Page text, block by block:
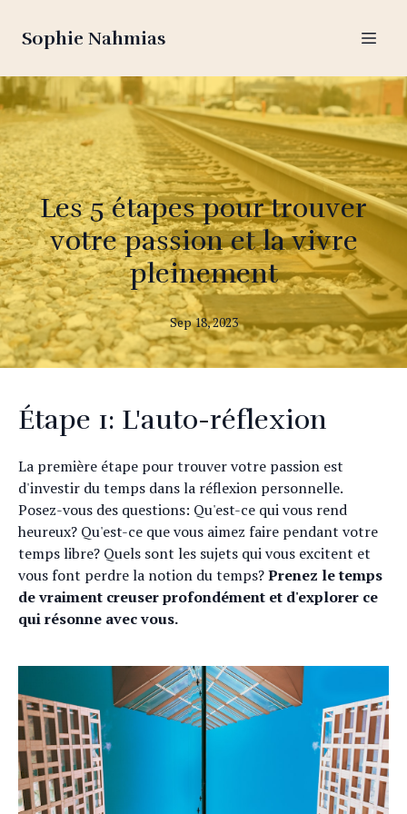
Sophie Nahmias
Les 5 étapes pour trouver
votre passion et la vivre
pleinement
Sep 18, 2023
Étape 1: L'auto-réflexion
La première étape pour trouver votre passion est
d'investir du temps dans la réflexion personnelle.
Posez-vous des questions: Qu'est-ce qui vous rend
heureux? Qu'est-ce que vous aimez faire pendant votre
temps libre? Quels sont les sujets qui vous excitent et
vous font perdre la notion du temps?Prenez le temps
de vraiment creuser profondément et d'explorer ce
qui résonne avec vous.